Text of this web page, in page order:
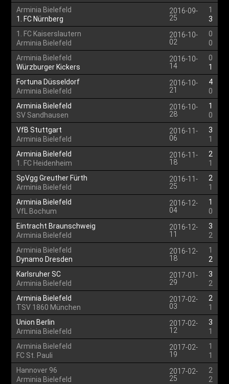
Arminia Bielefeld
1. FC Nürnberg
2016-09-
25
1
3
1. FC Kaiserslautern
Arminia Bielefeld
2016-10-
02
0
0
Arminia Bielefeld
Würzburger Kickers
2016-10-
14
0
1
Fortuna Düsseldorf
Arminia Bielefeld
2016-10-
21
4
0
Arminia Bielefeld
SV Sandhausen
2016-10-
28
1
0
VfB Stuttgart
Arminia Bielefeld
2016-11-
06
3
1
Arminia Bielefeld
1. FC Heidenheim
2016-11-
18
2
1
SpVgg Greuther Fürth
Arminia Bielefeld
2016-11-
25
2
1
Arminia Bielefeld
VfL Bochum
2016-12-
04
1
0
Eintracht Braunschweig
Arminia Bielefeld
2016-12-
11
3
2
Arminia Bielefeld
Dynamo Dresden
2016-12-
18
1
2
Karlsruher SC
Arminia Bielefeld
2017-01-
29
3
2
Arminia Bielefeld
TSV 1860 München
2017-02-
03
2
1
Union Berlin
Arminia Bielefeld
2017-02-
12
3
1
Arminia Bielefeld
FC St. Pauli
2017-02-
19
1
1
Hannover 96
Arminia Bielefeld
2017-02-
25
2
2